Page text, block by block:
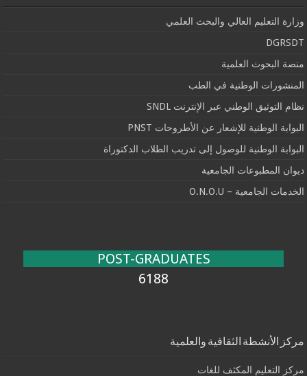
وزارة التعليم العالي والبحث العلمي
DGRSDT
منصة البحوث العلمية
المنشورات الوطنية في الطب
نظام التوثيق الوطني عبر الإنترنت SNDL
البوابة الوطنية للإشعار عن الأطروحات PNST
البوابة الوطنية للوصول إلى تدريب الطلاب الدكتوراة
ديوان المطبوعات الجامعية
الخدمات الجامعية – O.N.O.U
POST-GRADUATES
6188
مركز الأنشطة الثقافية والعلمية
مركز التعليم المكثف للغات